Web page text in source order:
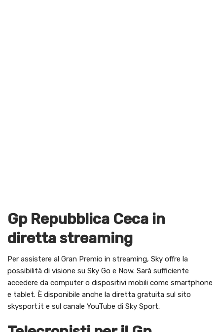
Gp Repubblica Ceca in
diretta streaming
Per assistere al Gran Premio in streaming, Sky offre la
possibilità di visione su Sky Go e Now. Sarà sufficiente
accedere da computer o dispositivi mobili come smartphone
e tablet. È disponibile anche la diretta gratuita sul sito
skysport.it e sul canale YouTube di Sky Sport.